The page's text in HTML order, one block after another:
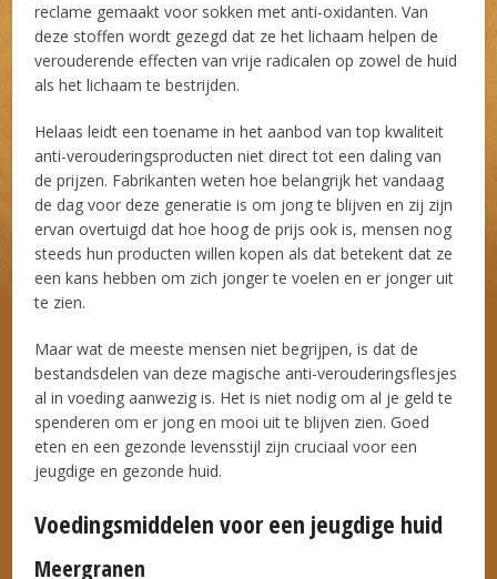
reclame gemaakt voor sokken met anti-oxidanten. Van
deze stoffen wordt gezegd dat ze het lichaam helpen de
verouderende effecten van vrije radicalen op zowel de huid
als het lichaam te bestrijden.
Helaas leidt een toename in het aanbod van top kwaliteit
anti-verouderingsproducten niet direct tot een daling van
de prijzen. Fabrikanten weten hoe belangrijk het vandaag
de dag voor deze generatie is om jong te blijven en zij zijn
ervan overtuigd dat hoe hoog de prijs ook is, mensen nog
steeds hun producten willen kopen als dat betekent dat ze
een kans hebben om zich jonger te voelen en er jonger uit
te zien.
Maar wat de meeste mensen niet begrijpen, is dat de
bestandsdelen van deze magische anti-verouderingsflesjes
al in voeding aanwezig is. Het is niet nodig om al je geld te
spenderen om er jong en mooi uit te blijven zien. Goed
eten en een gezonde levensstijl zijn cruciaal voor een
jeugdige en gezonde huid.
Voedingsmiddelen voor een jeugdige huid
Meergranen